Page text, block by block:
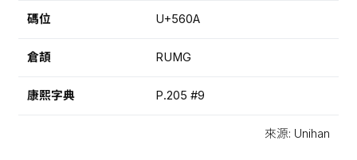
碼位 U+560A
倉頡 RUMG
康熙字典 P.205 #9
來源: Unihan